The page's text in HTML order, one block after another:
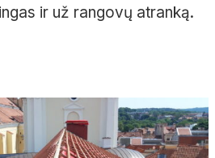
ir už rangovų atranką.